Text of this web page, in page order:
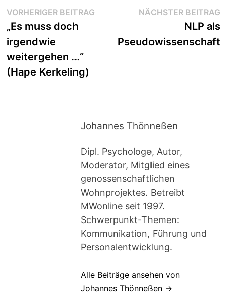
Beitragsnavigation
VORHERIGER BEITRAG Vorheriger
„Es muss doch
irgendwie
weitergehen …“
(Hape Kerkeling)
NÄCHSTER BEITRAG
NLP als
Pseudowissenschaft
Johannes Thönneßen
Dipl. Psychologe, Autor,
Moderator, Mitglied eines
genossenschaftlichen
Wohnprojektes. Betreibt
MWonline seit 1997.
Schwerpunkt-Themen:
Kommunikation, Führung und
Personalentwicklung.
Alle Beiträge ansehen von
Johannes Thönneßen →